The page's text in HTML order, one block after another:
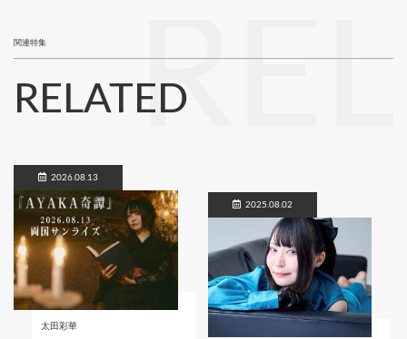
関連特集
RELATED
2026.08.13
太田彩華
2025.08.02